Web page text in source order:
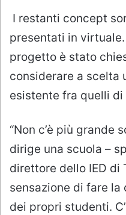
I restanti concept
presentati in
progetto è stato
considerare a scelta
esistente fra quelli di
“Non c’è più grande
dirige una scuola –
direttore dello IED di
sensazione di fare
dei propri studenti.